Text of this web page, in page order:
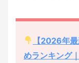
【2026年
めランキング